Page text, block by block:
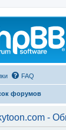
FAQ
форумов
-